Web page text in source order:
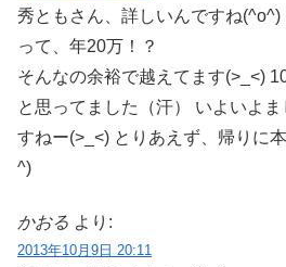
秀ともさん、詳しいんですね(^o^)
って、年20万！？
そんなの余裕で越えてます(>_<)
と思ってました（汗） いよいよ
すねー(>_<) とりあえず、帰りに
^)
かおる より:
2013年10月9日 20:11